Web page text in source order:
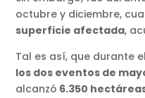
octubre y diciembre,
superficie afectada,
Tal es así, que durante
los dos eventos de
alcanzó 6.350